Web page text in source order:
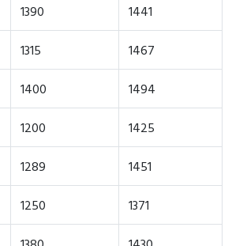
1390 1441
1315 1467
1400 1494
1200 1425
1289 1451
1250 1371